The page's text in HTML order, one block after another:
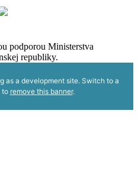
podporou Ministerstva
republiky.
as a development site. Switch to a
to remove this banner.